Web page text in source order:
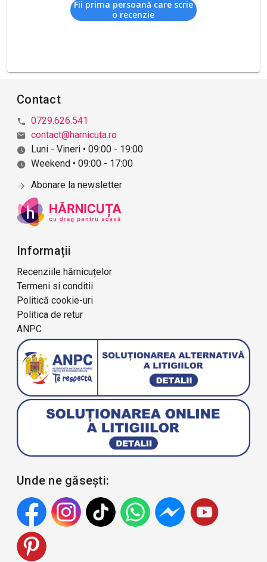
Fii prima persoană care scrie
o recenzie
Contact
0729.626.541
contact@harnicuta.ro
Luni - Vineri • 09:00 - 19:00
Weekend • 09:00 - 17:00
Abonare la newsletter
Informații
Recenziile hărnicuțelor
Termeni si conditii
Politică cookie-uri
Politica de retur
ANPC
Unde ne găsești: